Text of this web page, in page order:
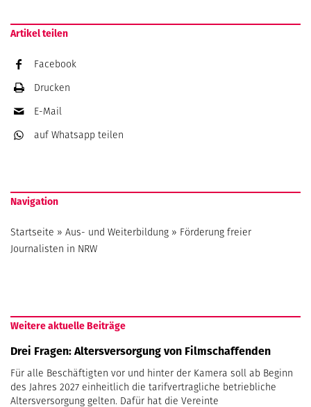
Artikel teilen
Facebook
Drucken
E-Mail
auf Whatsapp teilen
Navigation
Startseite » Aus- und Weiterbildung » Förderung freier
Journalisten in NRW
Weitere aktuelle Beiträge
Drei Fragen: Altersversorgung von Filmschaffenden
Für alle Beschäftigten vor und hinter der Kamera soll ab Beginn
des Jahres 2027 einheitlich die tarifvertragliche betriebliche
Altersversorgung gelten. Dafür hat die Vereinte